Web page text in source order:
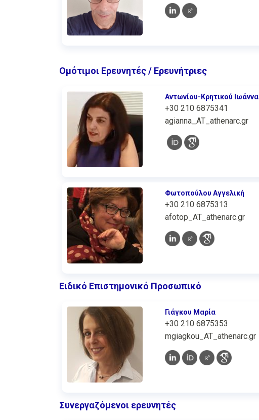
Ομότιμοι Ερευνητές / Ερευνήτριες
Αντωνίου-Κρητικού Ιωάννα
+30 210 6875341
agianna_AT_athenarc.gr
Φωτοπούλου Αγγελική
+30 210 6875313
afotop_AT_athenarc.gr
Ειδικό Επιστημονικό Προσωπικό
Γιάγκου Μαρία
+30 210 6875353
mgiagkou_AT_athenarc.gr
Συνεργαζόμενοι ερευνητές